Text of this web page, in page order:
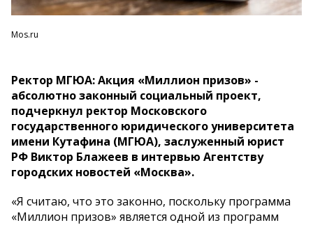
Mos.ru
Ректор МГЮА: Акция «Миллион призов» -
абсолютно законный социальный проект,
подчеркнул ректор Московского
государственного юридического университета
имени Кутафина (МГЮА), заслуженный юрист
РФ Виктор Блажеев в интервью Агентству
городских новостей «Москва».
«Я считаю, что это законно, поскольку программа
«Миллион призов» является одной из программ